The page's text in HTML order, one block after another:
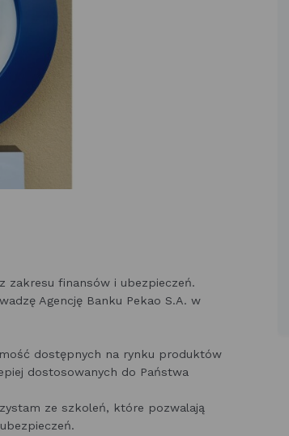
zakresu finansów i ubezpieczeń.
Agencję Banku Pekao S.A. w
dostępnych na rynku produktów
dostosowanych do Państwa
ze szkoleń, które pozwalają